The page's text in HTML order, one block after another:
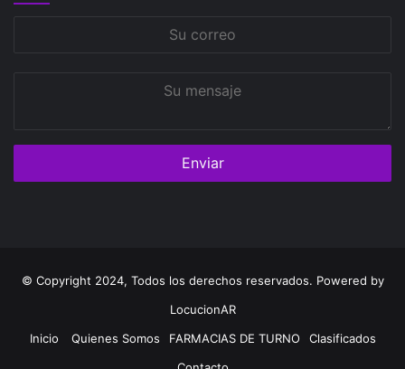
© Copyright 2024, Todos los derechos reservados. Powered by
LocucionAR
Inicio
Quienes Somos FARMACIAS DE TURNO
Clasificados